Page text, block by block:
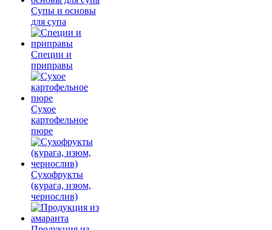
Супы и основы
для супа
Специи и
приправы
Сухое
картофельное
пюре
Сухофрукты
(курага, изюм,
чернослив)